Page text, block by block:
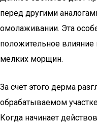
перед другими
омолаживании. Эта
положительное
мелких морщин.
За счёт этого дерма
обрабатываемом
Когда начинает